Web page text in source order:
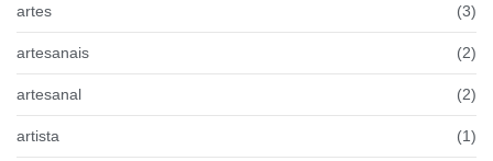
artes (3)
artesanais (2)
artesanal (2)
artista (1)